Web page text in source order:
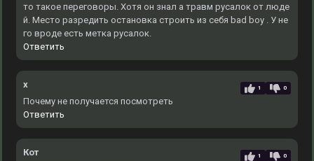
то такое переговоры. Хотя он знал а травм русалок от люде
й. Место разредить остановка строить из себя bad boy . У не
го вроде есть метка русалок.
Ответить
x 1 0
Почему не получается посмотреть
Ответить
Кот 1 0